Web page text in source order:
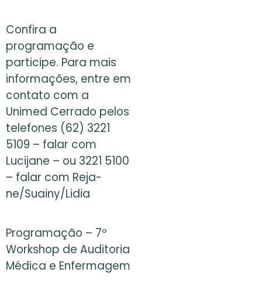
Confira a
programação e
participe. Para mais
informações, entre em
contato com a
Unimed Cerrado pelos
telefones (62) 3221
5109 – falar com
Lucijane – ou 3221 5100
– falar com Reja-
ne/Suainy/Lidia
Programação – 7º
Workshop de Auditoria
Médica e Enfermagem